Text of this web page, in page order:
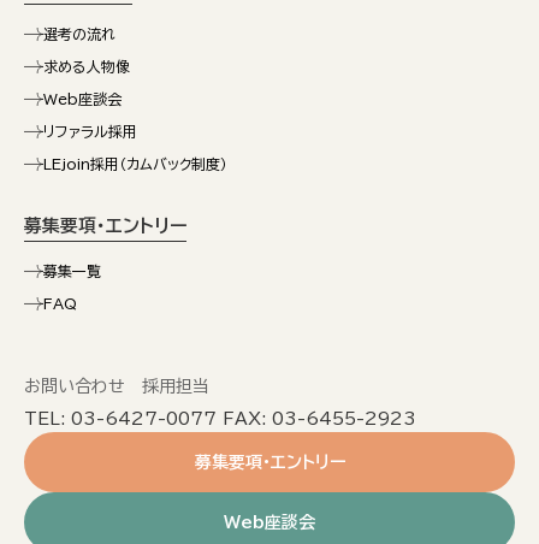
選考の流れ
求める人物像
Web座談会
リファラル採用
LEjoin採用（カムバック制度）
募集要項・エントリー
募集一覧
FAQ
お問い合わせ 採用担当
TEL: 03-6427-0077 FAX: 03-6455-2923
募集要項・エントリー
Web座談会